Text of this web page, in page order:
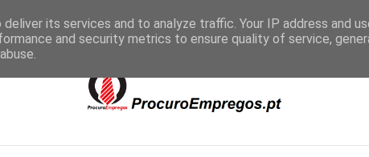
its services and to analyze traffic. Your IP address and
and security metrics to ensure quality of service,